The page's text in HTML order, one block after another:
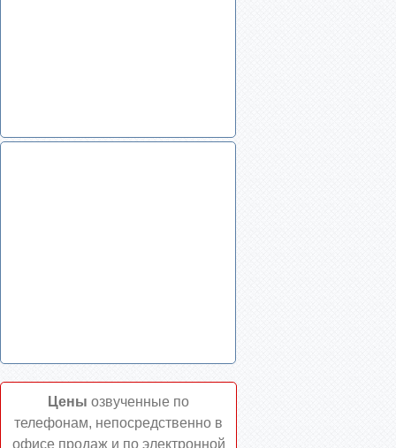
Цены озвученные по
телефонам, непосредственно в
офисе продаж и по электронной